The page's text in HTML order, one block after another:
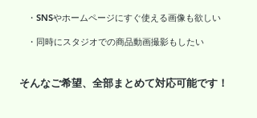
・SNSやホームページにすぐ使える画像も欲しい
・同時にスタジオでの商品動画撮影もしたい
そんなご希望、全部まとめて対応可能です！